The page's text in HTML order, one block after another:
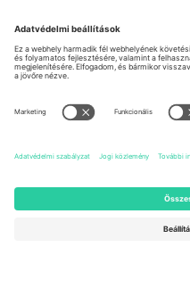
Germany
Unter den Linden 24, 10117
Berlin, Germany
Newark, Delaware 19713, United
States